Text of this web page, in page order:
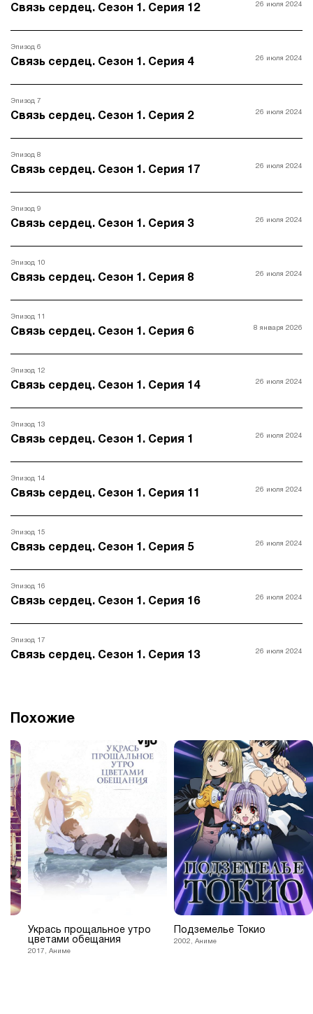
Связь сердец. Сезон 1. Серия 12 26 июля 2024
Эпизод 6
Связь сердец. Сезон 1. Серия 4 26 июля 2024
Эпизод 7
Связь сердец. Сезон 1. Серия 2 26 июля 2024
Эпизод 8
Связь сердец. Сезон 1. Серия 17 26 июля 2024
Эпизод 9
Связь сердец. Сезон 1. Серия 3 26 июля 2024
Эпизод 10
Связь сердец. Сезон 1. Серия 8 26 июля 2024
Эпизод 11
Связь сердец. Сезон 1. Серия 6 8 января 2026
Эпизод 12
Связь сердец. Сезон 1. Серия 14 26 июля 2024
Эпизод 13
Связь сердец. Сезон 1. Серия 1 26 июля 2024
Эпизод 14
Связь сердец. Сезон 1. Серия 11 26 июля 2024
Эпизод 15
Связь сердец. Сезон 1. Серия 5 26 июля 2024
Эпизод 16
Связь сердец. Сезон 1. Серия 16 26 июля 2024
Эпизод 17
Связь сердец. Сезон 1. Серия 13 26 июля 2024
Похожие
Укрась прощальное утро
цветами обещания
2017, Аниме
Подземелье Токио
2002, Аниме